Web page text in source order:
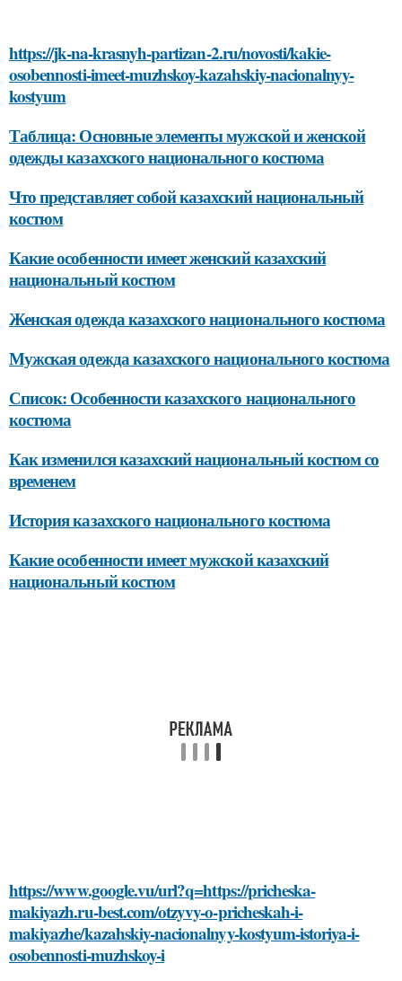
https://jk-na-krasnyh-partizan-2.ru/novosti/kakie-
osobennosti-imeet-muzhskoy-kazahskiy-nacionalnyy-
kostyum
Таблица: Основные элементы мужской и женской
одежды казахского национального костюма
Что представляет собой казахский национальный
костюм
Какие особенности имеет женский казахский
национальный костюм
Женская одежда казахского национального костюма
Мужская одежда казахского национального костюма
Список: Особенности казахского национального
костюма
Как изменился казахский национальный костюм со
временем
История казахского национального костюма
Какие особенности имеет мужской казахский
национальный костюм
https://www.google.vu/url?q=https://pricheska-
makiyazh.ru-best.com/otzyvy-o-pricheskah-i-
makiyazhe/kazahskiy-nacionalnyy-kostyum-istoriya-i-
osobennosti-muzhskoy-i